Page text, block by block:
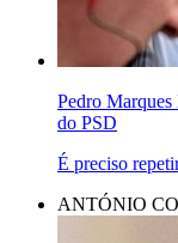
Pedro Marques
do PSD
É preciso
ANTÓNIO